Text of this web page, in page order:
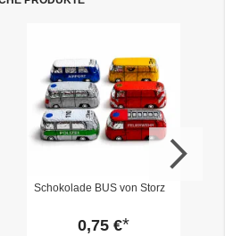
Schokolade BUS von Storz
0,75 €